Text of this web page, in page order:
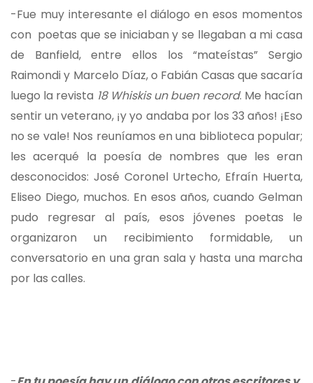
-Fue muy interesante el diálogo en esos momentos
con poetas que se iniciaban y se llegaban a mi casa
de Banfield, entre ellos los “mateístas” Sergio
Raimondi y Marcelo Díaz, o Fabián Casas que sacaría
luego la revista 18 Whiskis un buen record. Me hacían
sentir un veterano, ¡y yo andaba por los 33 años! ¡Eso
no se vale! Nos reuníamos en una biblioteca popular;
les acerqué la poesía de nombres que les eran
desconocidos: José Coronel Urtecho, Efraín Huerta,
Eliseo Diego, muchos. En esos años, cuando Gelman
pudo regresar al país, esos jóvenes poetas le
organizaron un recibimiento formidable, un
conversatorio en una gran sala y hasta una marcha
por las calles.